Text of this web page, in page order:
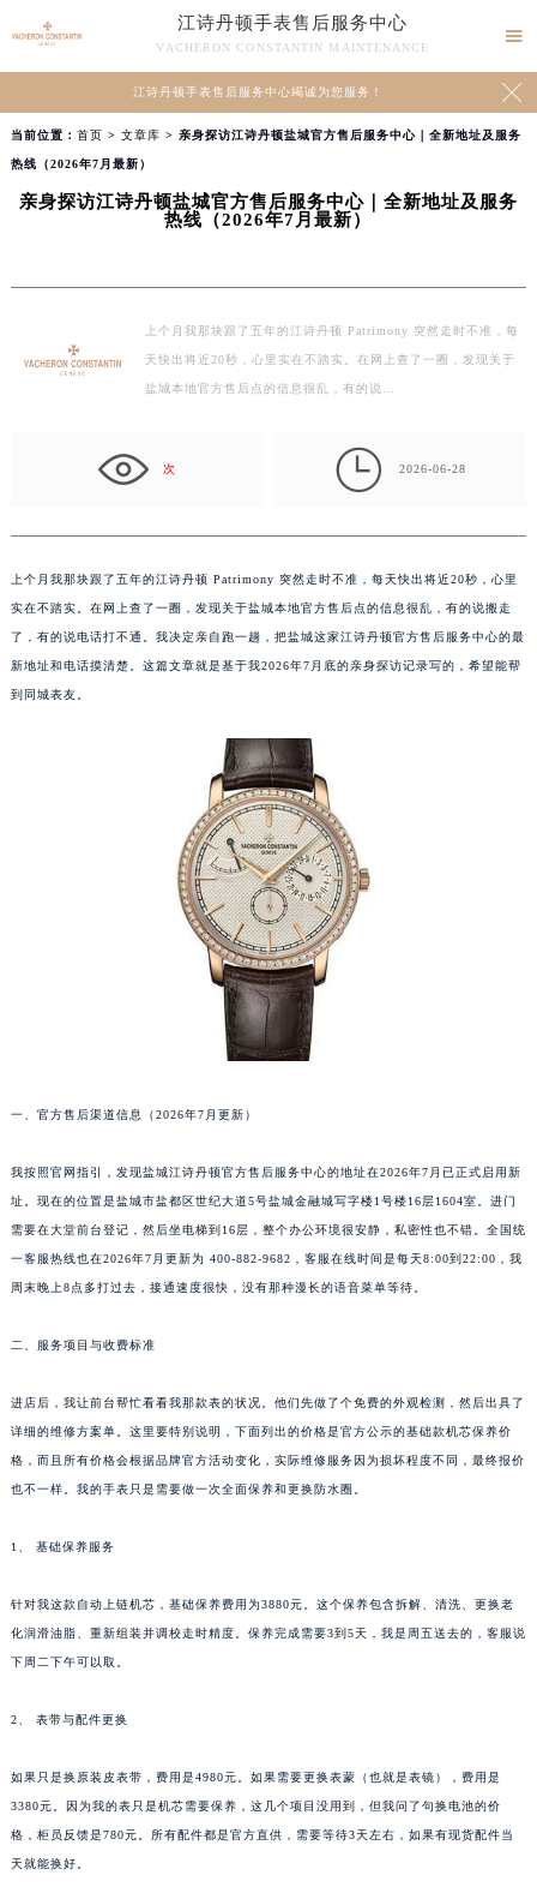
江诗丹顿手表售后服务中心
VACHERON CONSTANTIN MAINTENANCE

江诗丹顿手表售后服务中心竭诚为您服务！ 
当前位置： 首页 > 文章库 > 亲身探访江诗丹顿盐城官方售后服务中心｜全新地址及服务
热线（2026年7月最新）
亲身探访江诗丹顿盐城官方售后服务中心｜全新地址及服务
热线（2026年7月最新）
上个月我那块跟了五年的江诗丹顿 Patrimony 突然走时不准，每
天快出将近20秒，心里实在不踏实。在网上查了一圈，发现关于
盐城本地官方售后点的信息很乱，有的说…
次  2026-06-28
上个月我那块跟了五年的江诗丹顿 Patrimony 突然走时不准，每天快出将近20秒，心里
实在不踏实。在网上查了一圈，发现关于盐城本地官方售后点的信息很乱，有的说搬走
了，有的说电话打不通。我决定亲自跑一趟，把盐城这家江诗丹顿官方售后服务中心的最
新地址和电话摸清楚。这篇文章就是基于我2026年7月底的亲身探访记录写的，希望能帮
到同城表友。
一、官方售后渠道信息（2026年7月更新）
我按照官网指引，发现盐城江诗丹顿官方售后服务中心的地址在2026年7月已正式启用新
址。现在的位置是盐城市盐都区世纪大道5号盐城金融城写字楼1号楼16层1604室。进门
需要在大堂前台登记，然后坐电梯到16层，整个办公环境很安静，私密性也不错。全国统
一客服热线也在2026年7月更新为 400-882-9682，客服在线时间是每天8:00到22:00，我
周末晚上8点多打过去，接通速度很快，没有那种漫长的语音菜单等待。
二、服务项目与收费标准
进店后，我让前台帮忙看看我那款表的状况。他们先做了个免费的外观检测，然后出具了
详细的维修方案单。这里要特别说明，下面列出的价格是官方公示的基础款机芯保养价
格，而且所有价格会根据品牌官方活动变化，实际维修服务因为损坏程度不同，最终报价
也不一样。我的手表只是需要做一次全面保养和更换防水圈。
1、 基础保养服务
针对我这款自动上链机芯，基础保养费用为3880元。这个保养包含拆解、清洗、更换老
化润滑油脂、重新组装并调校走时精度。保养完成需要3到5天，我是周五送去的，客服说
下周二下午可以取。
2、 表带与配件更换
如果只是换原装皮表带，费用是4980元。如果需要更换表蒙（也就是表镜），费用是
3380元。因为我的表只是机芯需要保养，这几个项目没用到，但我问了句换电池的价
格，柜员反馈是780元。所有配件都是官方直供，需要等待3天左右，如果有现货配件当
天就能换好。